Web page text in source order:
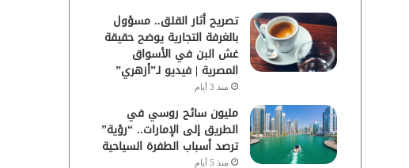
تصريح أثار القلق.. مسؤول
بالغرفة التجارية يوضح حقيقة
غش البن في الأسواق
المصرية | فيديو لـ”أزهري”
منذ 3 أيام
مليون سائح روسي في
الطريق إلى الإمارات.. “رؤية”
ترصد أسباب الطفرة السياحية
منذ 5 أيام